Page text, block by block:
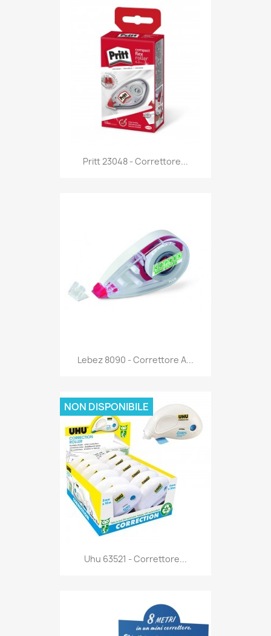
Anteprima
Pritt 23048 - Correttore...
Anteprima
Lebez 8090 - Correttore A...
Anteprima
Uhu 63521 - Correttore...
NON DISPONIBILE